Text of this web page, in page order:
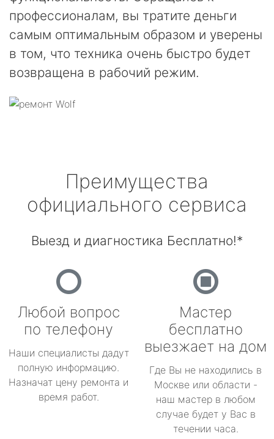
профессионалам, вы тратите деньги
самым оптимальным образом и уверены
в том, что техника очень быстро будет
возвращена в рабочий режим.
Преимущества
официального сервиса
Выезд и диагностика Бесплатно!*
Любой вопрос
по телефону
Наши специалисты дадут
полную информацию.
Назначат цену ремонта и
время работ.
Мастер
бесплатно
выезжает на дом
Где Вы не находились в
Москве или области -
наш мастер в любом
случае будет у Вас в
течении часа.